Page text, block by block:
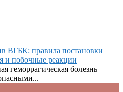
ВГБК: правила постановки
и побочные реакции
геморрагическая болезнь